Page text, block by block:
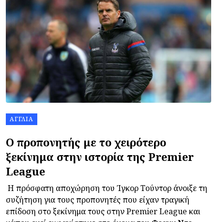
ΑΓΓΛΊΑ
Ο προπονητής με το χειρότερο
ξεκίνημα στην ιστορία της Premier
League
Η πρόσφατη αποχώρηση του Ίγκορ Τούντορ άνοιξε τη
συζήτηση για τους προπονητές που είχαν τραγική
επίδοση στο ξεκίνημα τους στην Premier League και